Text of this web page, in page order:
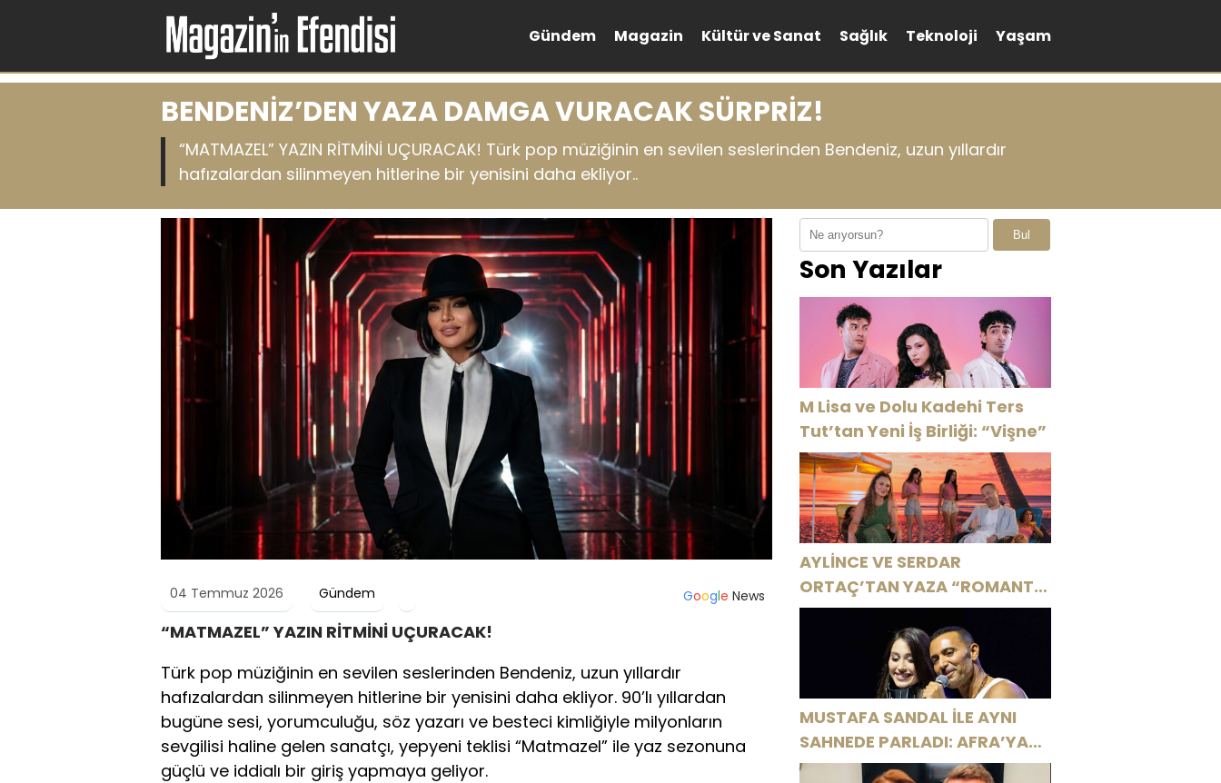
Gündem Magazin Kültür ve Sanat Sağlık Teknoloji Yaşam
BENDENİZ’DEN YAZA DAMGA VURACAK SÜRPRİZ!
“MATMAZEL” YAZIN RİTMİNİ UÇURACAK! Türk pop müziğinin en sevilen seslerinden Bendeniz, uzun yıllardır
hafızalardan silinmeyen hitlerine bir yenisini daha ekliyor..
04 Temmuz 2026 Gündem Google News
“MATMAZEL” YAZIN RİTMİNİ UÇURACAK!
Türk pop müziğinin en sevilen seslerinden Bendeniz, uzun yıllardır
hafızalardan silinmeyen hitlerine bir yenisini daha ekliyor. 90’lı yıllardan
bugüne sesi, yorumculuğu, söz yazarı ve besteci kimliğiyle milyonların
sevgilisi haline gelen sanatçı, yepyeni teklisi “Matmazel” ile yaz sezonuna
güçlü ve iddialı bir giriş yapmaya geliyor.
Bul
Son Yazılar
M Lisa ve Dolu Kadehi Ters
Tut’tan Yeni İş Birliği: “Vişne”
AYLİNCE VE SERDAR
ORTAÇ’TAN YAZA “ROMANTİK
AŞK” BOMBASI!
MUSTAFA SANDAL İLE AYNI
SAHNEDE PARLADI: AFRA’YA
HARBİYE’DE BÜYÜK ALKIŞ